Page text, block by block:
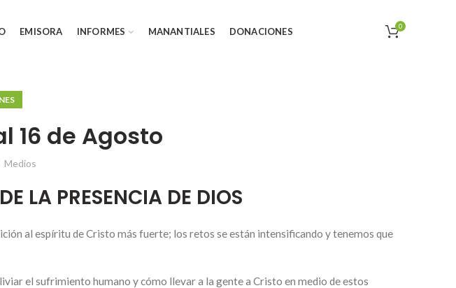
EMISORA INFORMES MANANTIALES DONACIONES 0
16 de Agosto
Medios
LA PRESENCIA DE DIOS
al espíritu de Cristo más fuerte; los retos se están intensificando y tenemos que
el sufrimiento humano y cómo llevar a la gente a Cristo en medio de estos